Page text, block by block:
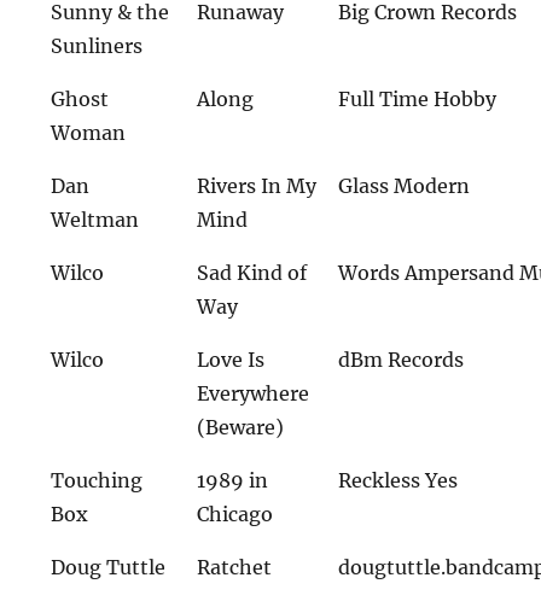
Sunny & the
Sunliners
Runaway Big Crown Records
Ghost
Woman
Along Full Time Hobby
Dan
Weltman
Rivers In My
Mind
Glass Modern
Wilco
Sad Kind of
Way
Words Ampersand
Wilco
Love Is
Everywhere
(Beware)
dBm Records
Touching
Box
1989 in
Chicago
Reckless Yes
Doug Tuttle Ratchet